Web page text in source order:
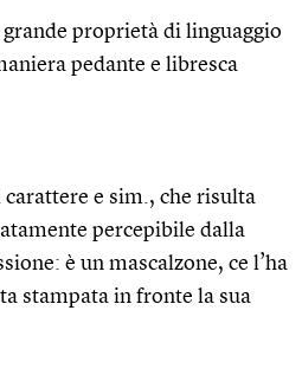
proprietà di linguaggio
pedante e libresca
e sim., che risulta
percepibile dalla
è un mascalzone, ce l’ha
stampata in fronte la sua